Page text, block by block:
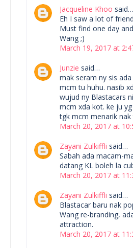
Jacqueline Khoo said…
Eh I saw a lot of
Must find one day
Wang ;)
March 19, 2017 at
Junzie said…
mak seram ny sis
mcm tu huhu. nasib
wujud ny Blastacars
mcm xda kot. ke ju
tgk mcm menarik nak
March 20, 2017 at
Zayani Zulkiffli said…
Sabah ada macam-
datang KL boleh la
March 20, 2017 at
Zayani Zulkiffli said…
Blastacar baru nak
Wang re-branding,
attraction.
March 20, 2017 at